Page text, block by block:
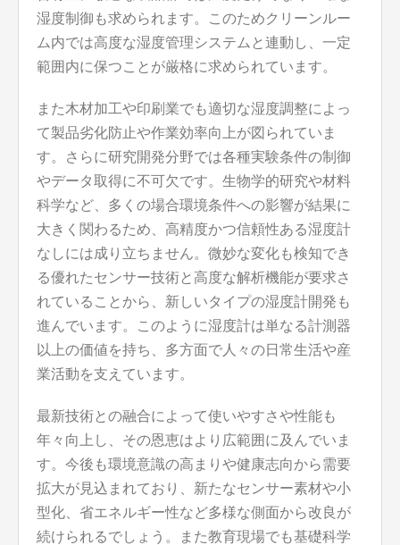
湿度制御も求められます。このためクリーンルー
ム内では高度な湿度管理システムと連動し、一定
範囲内に保つことが厳格に求められています。
また木材加工や印刷業でも適切な湿度調整によっ
て製品劣化防止や作業効率向上が図られていま
す。さらに研究開発分野では各種実験条件の制御
やデータ取得に不可欠です。生物学的研究や材料
科学など、多くの場合環境条件への影響が結果に
大きく関わるため、高精度かつ信頼性ある湿度計
なしには成り立ちません。微妙な変化も検知でき
る優れたセンサー技術と高度な解析機能が要求さ
れていることから、新しいタイプの湿度計開発も
進んでいます。このように湿度計は単なる計測器
以上の価値を持ち、多方面で人々の日常生活や産
業活動を支えています。
最新技術との融合によって使いやすさや性能も
年々向上し、その恩恵はより広範囲に及んでいま
す。今後も環境意識の高まりや健康志向から需要
拡大が見込まれており、新たなセンサー素材や小
型化、省エネルギー性など多様な側面から改良が
続けられるでしょう。また教育現場でも基礎科学